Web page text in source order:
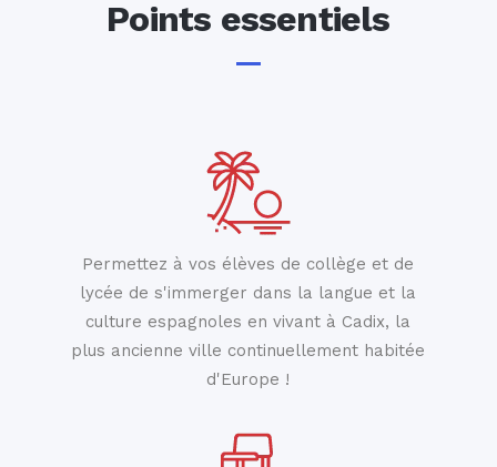
Points essentiels
Permettez à vos élèves de collège et de
lycée de s'immerger dans la langue et la
culture espagnoles en vivant à Cadix, la
plus ancienne ville continuellement habitée
d'Europe !